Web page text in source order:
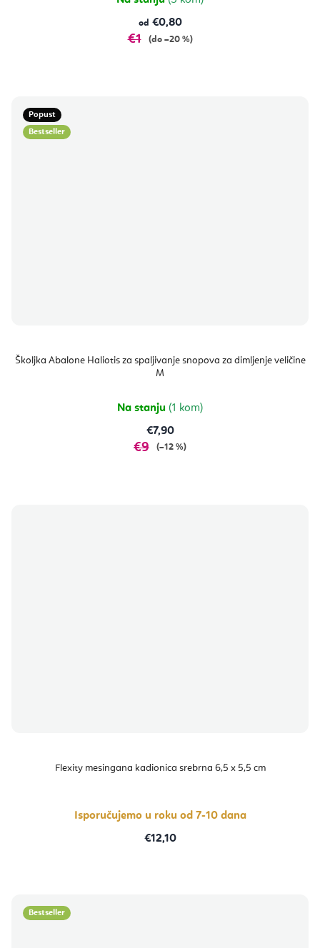
od €0,80
€1 (do –20 %)
Popust
Bestseller
Školjka Abalone Haliotis za spaljivanje snopova za dimljenje veličine
M
Na stanju (1 kom)
€7,90
€9 (–12 %)
Flexity mesingana kadionica srebrna 6,5 x 5,5 cm
Isporučujemo u roku od 7-10 dana
€12,10
Bestseller